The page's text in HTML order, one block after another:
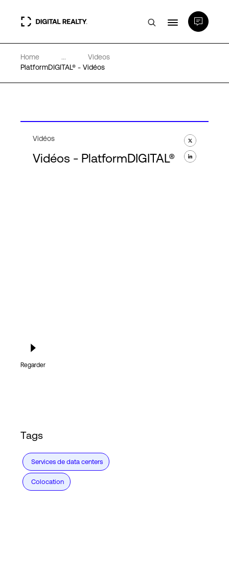
Data Centers
Expertise et ressources
Home ...
Videos
PlatformDIGITAL® - Vidéos
Vidéos
Vidéos - PlatformDIGITAL®
Regarder
Tags
Services de data centers
Colocation